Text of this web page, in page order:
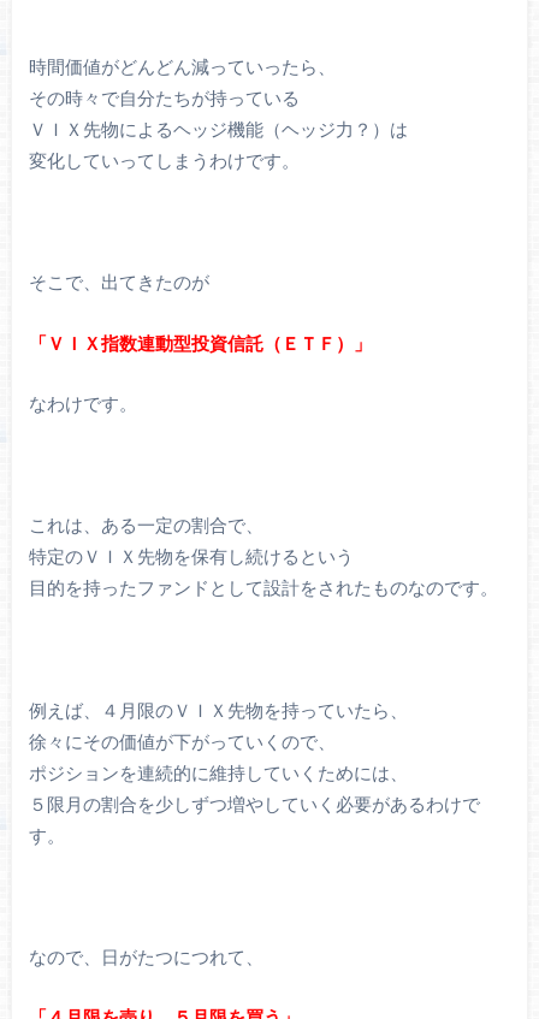
時間価値がどんどん減っていったら、
その時々で自分たちが持っている
ＶＩＸ先物によるヘッジ機能（ヘッジ力？）は
変化していってしまうわけです。
そこで、出てきたのが
「ＶＩＸ指数連動型投資信託（ＥＴＦ）」
なわけです。
これは、ある一定の割合で、
特定のＶＩＸ先物を保有し続けるという
目的を持ったファンドとして設計をされたものなのです。
例えば、４月限のＶＩＸ先物を持っていたら、
徐々にその価値が下がっていくので、
ポジションを連続的に維持していくためには、
５限月の割合を少しずつ増やしていく必要があるわけで
す。
なので、日がたつにつれて、